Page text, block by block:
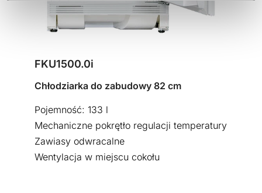
FKU1500.0i
Chłodziarka do zabudowy 82 cm
Pojemność: 133 l
Mechaniczne pokrętło regulacji temperatury
Zawiasy odwracalne
Wentylacja w miejscu cokołu